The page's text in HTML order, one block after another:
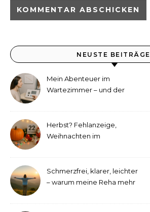
NEUSTE BEITRÄGE
Mein Abenteuer im
Wartezimmer – und der
Herbst? Fehlanzeige,
Weihnachten im
Schmerzfrei, klarer, leichter
– warum meine Reha mehr